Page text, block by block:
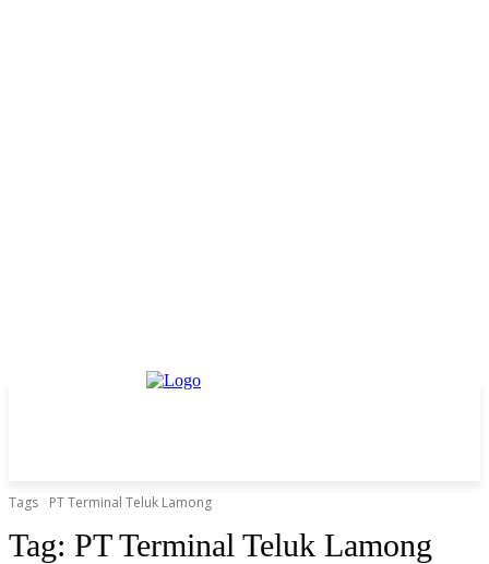
Tags PT Terminal Teluk Lamong
Tag: PT Terminal Teluk Lamong